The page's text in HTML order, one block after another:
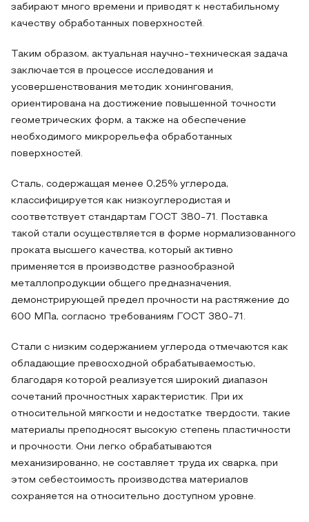
забирают много времени и приводят к нестабильному
качеству обработанных поверхностей.
Таким образом, актуальная научно-техническая задача
заключается в процессе исследования и
усовершенствования методик хонингования,
ориентирована на достижение повышенной точности
геометрических форм, а также на обеспечение
необходимого микрорельефа обработанных
поверхностей.
Сталь, содержащая менее 0,25% углерода,
классифицируется как низкоуглеродистая и
соответствует стандартам ГОСТ 380-71. Поставка
такой стали осуществляется в форме нормализованного
проката высшего качества, который активно
применяется в производстве разнообразной
металлопродукции общего предназначения,
демонстрирующей предел прочности на растяжение до
600 МПа, согласно требованиям ГОСТ 380-71.
Стали с низким содержанием углерода отмечаются как
обладающие превосходной обрабатываемостью,
благодаря которой реализуется широкий диапазон
сочетаний прочностных характеристик. При их
относительной мягкости и недостатке твердости, такие
материалы преподносят высокую степень пластичности
и прочности. Они легко обрабатываются
механизированно, не составляет труда их сварка, при
этом себестоимость производства материалов
сохраняется на относительно доступном уровне.